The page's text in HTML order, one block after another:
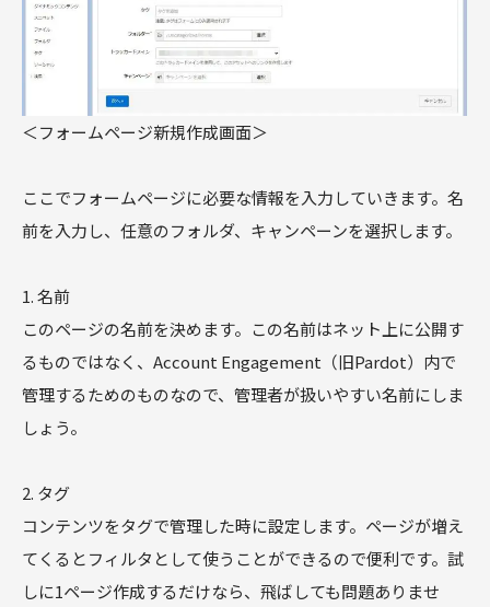
＜フォームページ新規作成画面＞
ここでフォームページに必要な情報を入力していきます。名
前を入力し、任意のフォルダ、キャンペーンを選択します。
1. 名前
このページの名前を決めます。この名前はネット上に公開す
るものではなく、Account Engagement（旧Pardot）内で
管理するためのものなので、管理者が扱いやすい名前にしま
しょう。
2. タグ
コンテンツをタグで管理した時に設定します。ページが増え
てくるとフィルタとして使うことができるので便利です。試
しに1ページ作成するだけなら、飛ばしても問題ありませ